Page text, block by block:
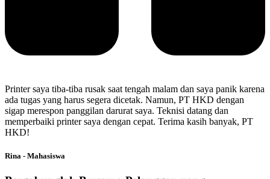
Printer saya tiba-tiba rusak saat tengah malam dan saya panik karena
ada tugas yang harus segera dicetak. Namun, PT HKD dengan
sigap merespon panggilan darurat saya. Teknisi datang dan
memperbaiki printer saya dengan cepat. Terima kasih banyak, PT
HKD!
Rina - Mahasiswa